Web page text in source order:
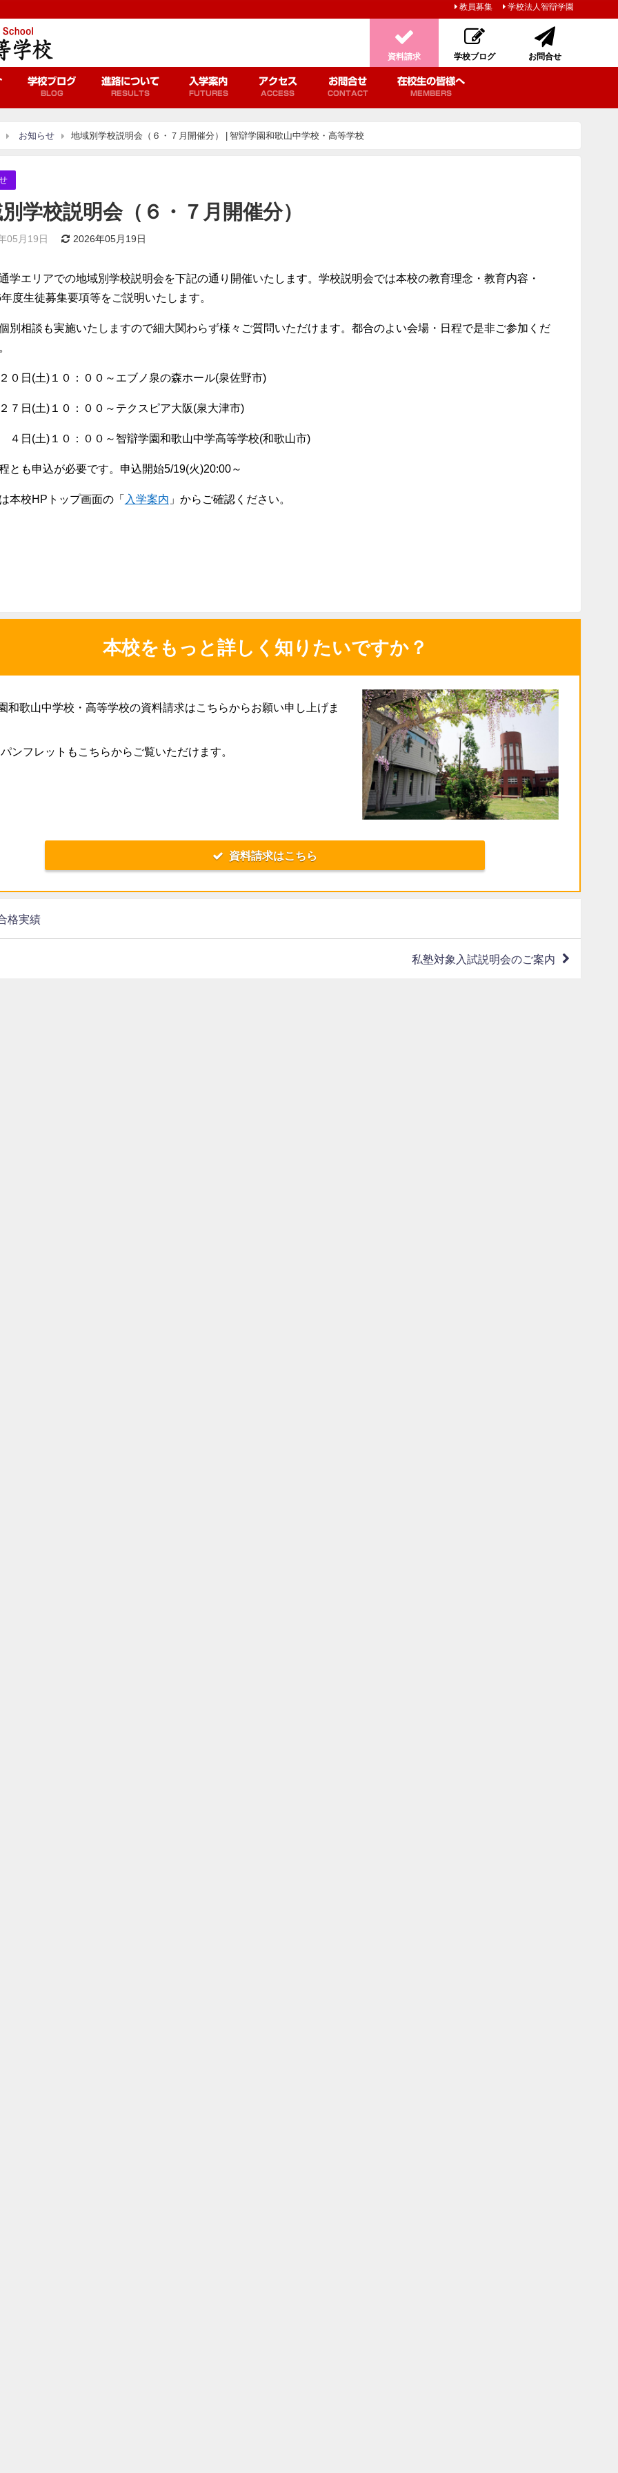
教員募集 学校法人智辯学園
資料請求 学校ブログ お問合せ
学校ブログ
BLOG
進路について
RESULTS
入学案内
FUTURES
アクセス
ACCESS
お問合せ
CONTACT
在校生の皆様へ
MEMBERS
お知らせ 地域別学校説明会（６・７月開催分） | 智辯学園和歌山中学校・高等学校
学校説明会（６・７月開催分）
05月19日 2026年05月19日
学エリアでの地域別学校説明会を下記の通り開催いたします。学校説明会では本校の教育理念・教育内容・
度生徒募集要項等をご説明いたします。
別相談も実施いたしますので細大関わらず様々ご質問いただけます。都合のよい会場・日程で是非ご参加くだ
０日(土)１０：００～エブノ泉の森ホール(泉佐野市)
７日(土)１０：００～テクスピア大阪(泉大津市)
日(土)１０：００～智辯学園和歌山中学高等学校(和歌山市)
とも申込が必要です。申込開始5/19(火)20:00～
本校HPトップ画面の「 入学案内 」からご確認ください。
本校をもっと詳しく知りたいですか？
和歌山中学校・高等学校の資料請求はこちらからお願い申し上げま
ンフレットもこちらからご覧いただけます。
資料請求はこちら
格実績
私塾対象入試説明会のご案内